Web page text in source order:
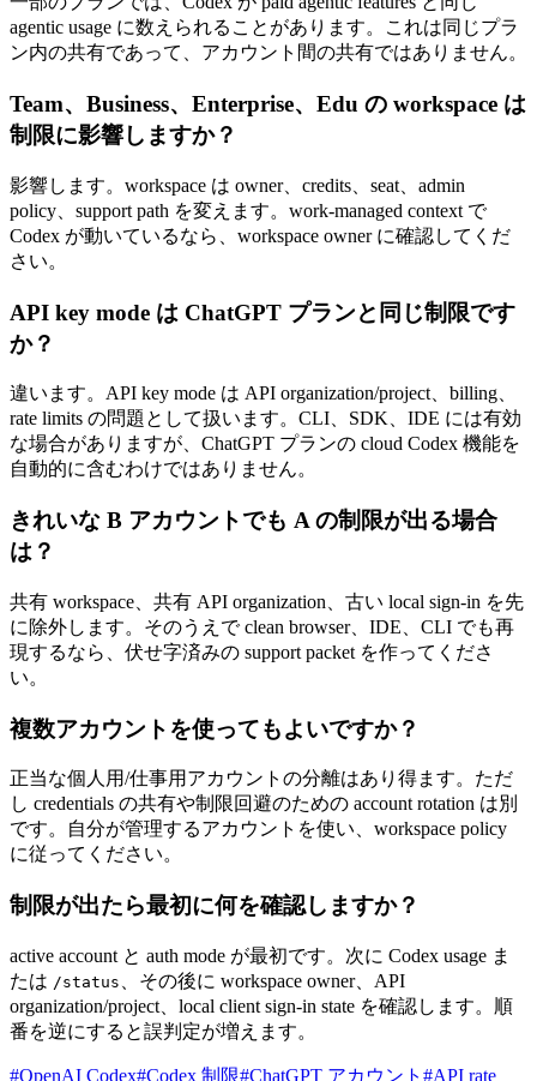
agentic usage に数えられることがあります。これは同じプラ
ン内の共有であって、アカウント間の共有ではありません。
Team、Business、Enterprise、Edu の workspace は
制限に影響しますか？
影響します。workspace は owner、credits、seat、admin
policy、support path を変えます。work-managed context で
Codex が動いているなら、workspace owner に確認してくだ
さい。
API key mode は ChatGPT プランと同じ制限です
か？
違います。API key mode は API organization/project、billing、
rate limits の問題として扱います。CLI、SDK、IDE には有効
な場合がありますが、ChatGPT プランの cloud Codex 機能を
自動的に含むわけではありません。
きれいな B アカウントでも A の制限が出る場合
は？
共有 workspace、共有 API organization、古い local sign-in を先
に除外します。そのうえで clean browser、IDE、CLI でも再
現するなら、伏せ字済みの support packet を作ってくださ
い。
複数アカウントを使ってもよいですか？
正当な個人用/仕事用アカウントの分離はあり得ます。ただ
し credentials の共有や制限回避のための account rotation は別
です。自分が管理するアカウントを使い、workspace policy
に従ってください。
制限が出たら最初に何を確認しますか？
active account と auth mode が最初です。次に Codex usage ま
たは /status
、その後に workspace owner、API
organization/project、local client sign-in state を確認します。順
番を逆にすると誤判定が増えます。
#OpenAI Codex#Codex 制限#ChatGPT アカウント #API rate